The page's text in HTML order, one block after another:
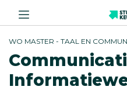
WO MASTER - TAAL EN